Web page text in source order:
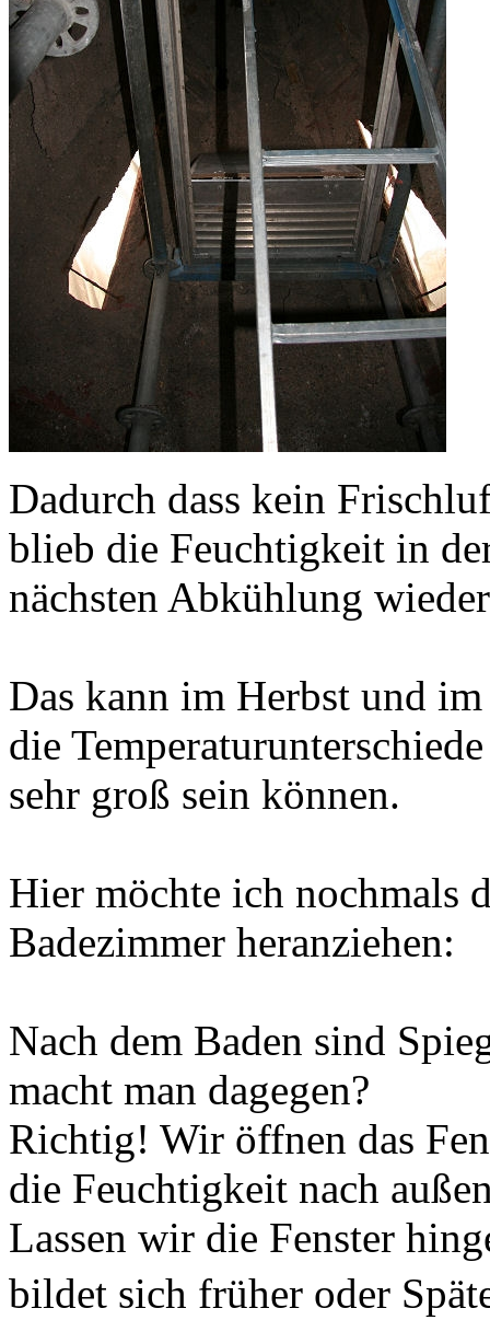
Dadurch dass kein
blieb die Feuchtigkeit in
nächsten Abkühlung
Das kann im Herbst und
die
sehr groß sein können.
Hier möchte ich nochmals
Badezimmer heranziehen:
Nach dem Baden sind
macht man dagegen?
Richtig! Wir öffnen das
die Feuchtigkeit nach
Lassen wir die Fenster
bildet sich früher oder